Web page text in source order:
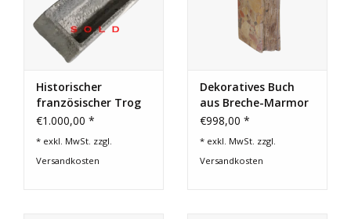
Historischer
französischer Trog
im Landhausstil
€1.000,00 *
* exkl. MwSt. zzgl.
Versandkosten
Dekoratives Buch
aus Breche-Marmor
€998,00 *
* exkl. MwSt. zzgl.
Versandkosten